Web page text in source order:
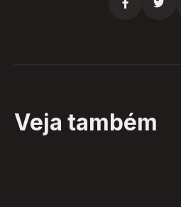
 
Veja também